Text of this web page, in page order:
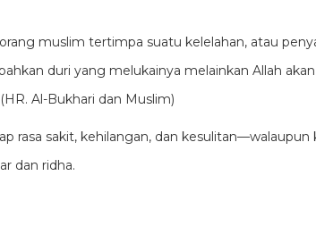
muslim tertimpa suatu kelelahan, atau
duri yang melukainya melainkan Allah
Al-Bukhari dan Muslim)
rasa sakit, kehilangan, dan
dan ridha.